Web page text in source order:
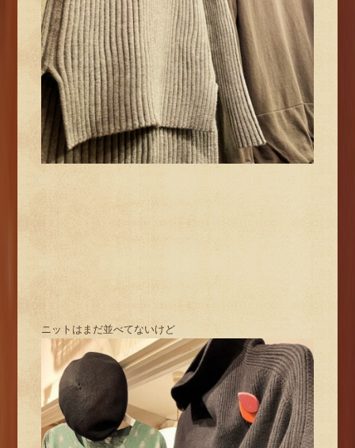
ニットはまだ並べてないけど